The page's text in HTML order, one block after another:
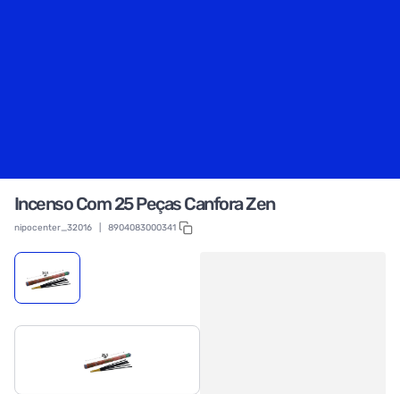
Incenso Com 25 Peças Canfora Zen
nipocenter_32016 8904083000341